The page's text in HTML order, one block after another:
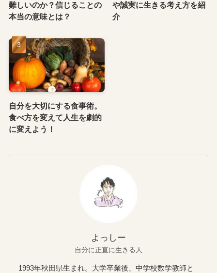
難しいのか？信じることの
本当の意味とは？
や誠実に生きる考え方を紹
介
自分を大切にする食事術。
食べ方を変えて人生を劇的
に変えよう！
よっしー
自分に正直に生きる人
1993年秋田県生まれ。大学卒業後、中学校数学教師と